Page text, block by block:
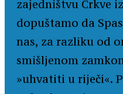
zajedništvu Crkve
dopuštamo da
nas, za razliku od
smišljenom
»uhvatiti u riječi«.